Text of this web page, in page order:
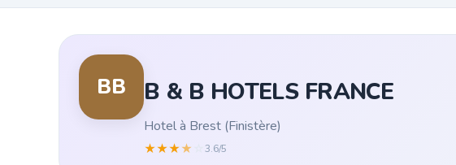
BB B & B HOTELS FRANCE
Hotel à Brest (Finistère)
★★★★ 3.6/5